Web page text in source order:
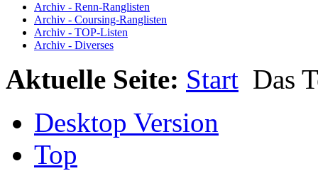
Archiv - Renn-Ranglisten
Archiv - Coursing-Ranglisten
Archiv - TOP-Listen
Archiv - Diverses
Aktuelle Seite: Start Das
Desktop Version
Top